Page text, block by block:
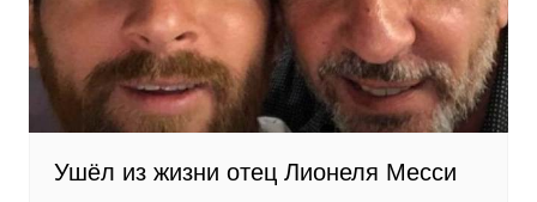
Ушёл из жизни отец Лионеля Месси